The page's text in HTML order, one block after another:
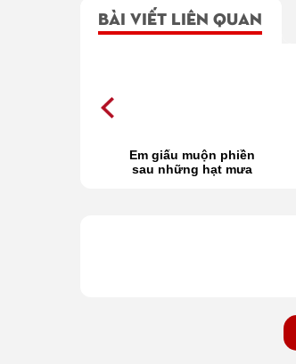
BÀI VIẾT LIÊN QUAN
Em giấu muộn phiền
sau những hạt mưa